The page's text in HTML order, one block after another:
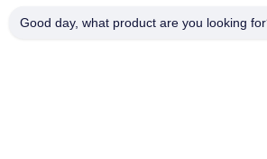
Good day, what product are you looking